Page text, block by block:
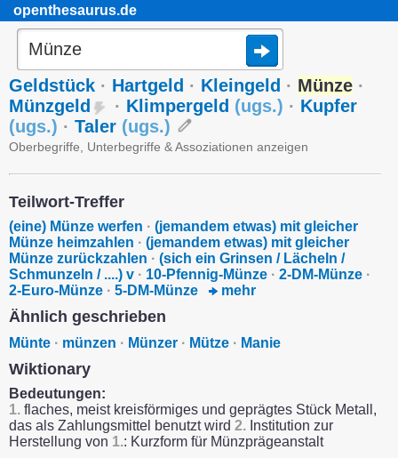
openthesaurus.de
Geldstück · Hartgeld · Kleingeld · Münze ·
Münzgeld
· Klimpergeld (ugs.) · Kupfer
(ugs.) · Taler (ugs.)
Oberbegriffe, Unterbegriffe & Assoziationen anzeigen
Teilwort-Treffer
(eine) Münze werfen · (jemandem etwas) mit gleicher
Münze heimzahlen · (jemandem etwas) mit gleicher
Münze zurückzahlen · (sich ein Grinsen / Lächeln /
Schmunzeln / ....) v · 10-Pfennig-Münze · 2-DM-Münze ·
2-Euro-Münze · 5-DM-Münze mehr
Ähnlich geschrieben
Münte · münzen · Münzer · Mütze · Manie
Wiktionary
Bedeutungen:
1. flaches, meist kreisförmiges und geprägtes Stück Metall,
das als Zahlungsmittel benutzt wird 2. Institution zur
Herstellung von 1.: Kurzform für Münzprägeanstalt